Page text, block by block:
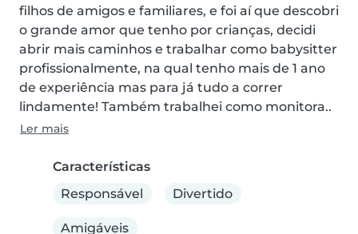
filhos de amigos e familiares, e foi aí que descobri
o grande amor que tenho por crianças, decidi
abrir mais caminhos e trabalhar como babysitter
profissionalmente, na qual tenho mais de 1 ano
de experiência mas para já tudo a correr
lindamente! Também trabalhei como monitora..
Ler mais
Características
Responsável
Divertido
Amigáveis